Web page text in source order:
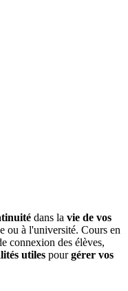
dans la vie de vos
ou à l'université. Cours en
connexion des élèves,
utiles pourgérer vos